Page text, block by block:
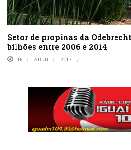
Setor de propinas da
bilhões entre 2006 e 2014
15 DE ABRIL DE 2017